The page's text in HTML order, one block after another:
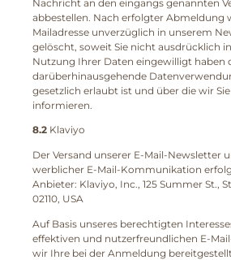
Nachricht an den eingangs genannten
abbestellen. Nach erfolgter Abmeldung
Mailadresse unverzüglich in unserem
gelöscht, soweit Sie nicht ausdrücklich
Nutzung Ihrer Daten eingewilligt haben
darüberhinausgehende
gesetzlich erlaubt ist und über die wir
informieren.
8.2 Klaviyo
Der Versand unserer E-Mail-Newsletter
werblicher E-Mail-Kommunikation
Anbieter: Klaviyo, Inc., 125 Summer St.,
02110, USA
Auf Basis unseres berechtigten
effektiven und nutzerfreundlichen E-
wir Ihre bei der Anmeldung